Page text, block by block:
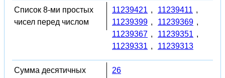
Список 8-ми простых
чисел перед числом
11239421 , 11239411 ,
11239399 , 11239369 ,
11239367 , 11239351 ,
11239331 , 11239313
Сумма десятичных
26